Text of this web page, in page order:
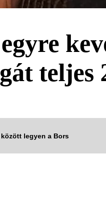
teljes
legyen a Bors